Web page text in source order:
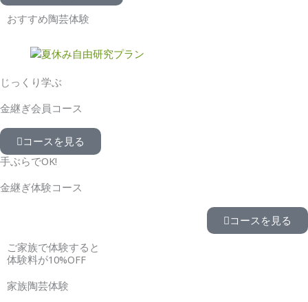
おすすめ陶芸体験
じっくり学ぶ
金継ぎ会員コース
コースを見る
手ぶらでOK!
金継ぎ体験コース
コースを見る
ご家族で体験すると
体験料が10%OFF
家族陶芸体験